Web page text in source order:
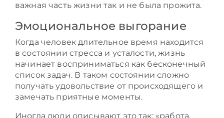
важная часть жизни так и не была прожита.
Эмоциональное выгорание
Когда человек длительное время находится
в состоянии стресса и усталости, жизнь
начинает восприниматься как бесконечный
список задач. В таком состоянии сложно
получать удовольствие от происходящего и
замечать приятные моменты.
Иногда люди описывают это так: «работа,